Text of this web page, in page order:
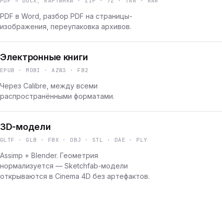
PDF в Word, разбор PDF на страницы-
изображения, переупаковка архивов.
Электронные книги
EPUB · MOBI · AZW3 · FB2
Через Calibre, между всеми
распространёнными форматами.
3D-модели
GLTF · GLB · FBX · OBJ · STL · DAE · PLY
Assimp + Blender. Геометрия
нормализуется — Sketchfab-модели
открываются в Cinema 4D без артефактов.